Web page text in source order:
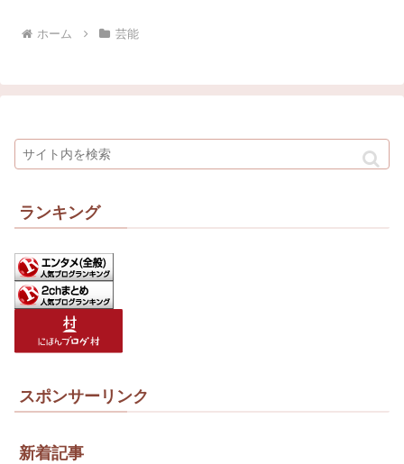
ホーム 芸能
ランキング
スポンサーリンク
新着記事